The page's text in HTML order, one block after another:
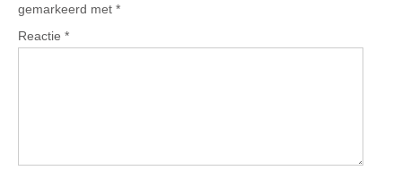
gemarkeerd met *
Reactie *